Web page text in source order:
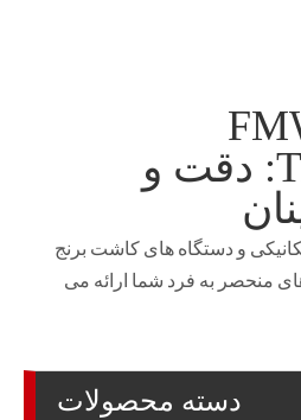
Transplanters: دقت و
و دستگاه های کاشت برنج
منحصر به فرد شما ارائه می
دسته محصولات